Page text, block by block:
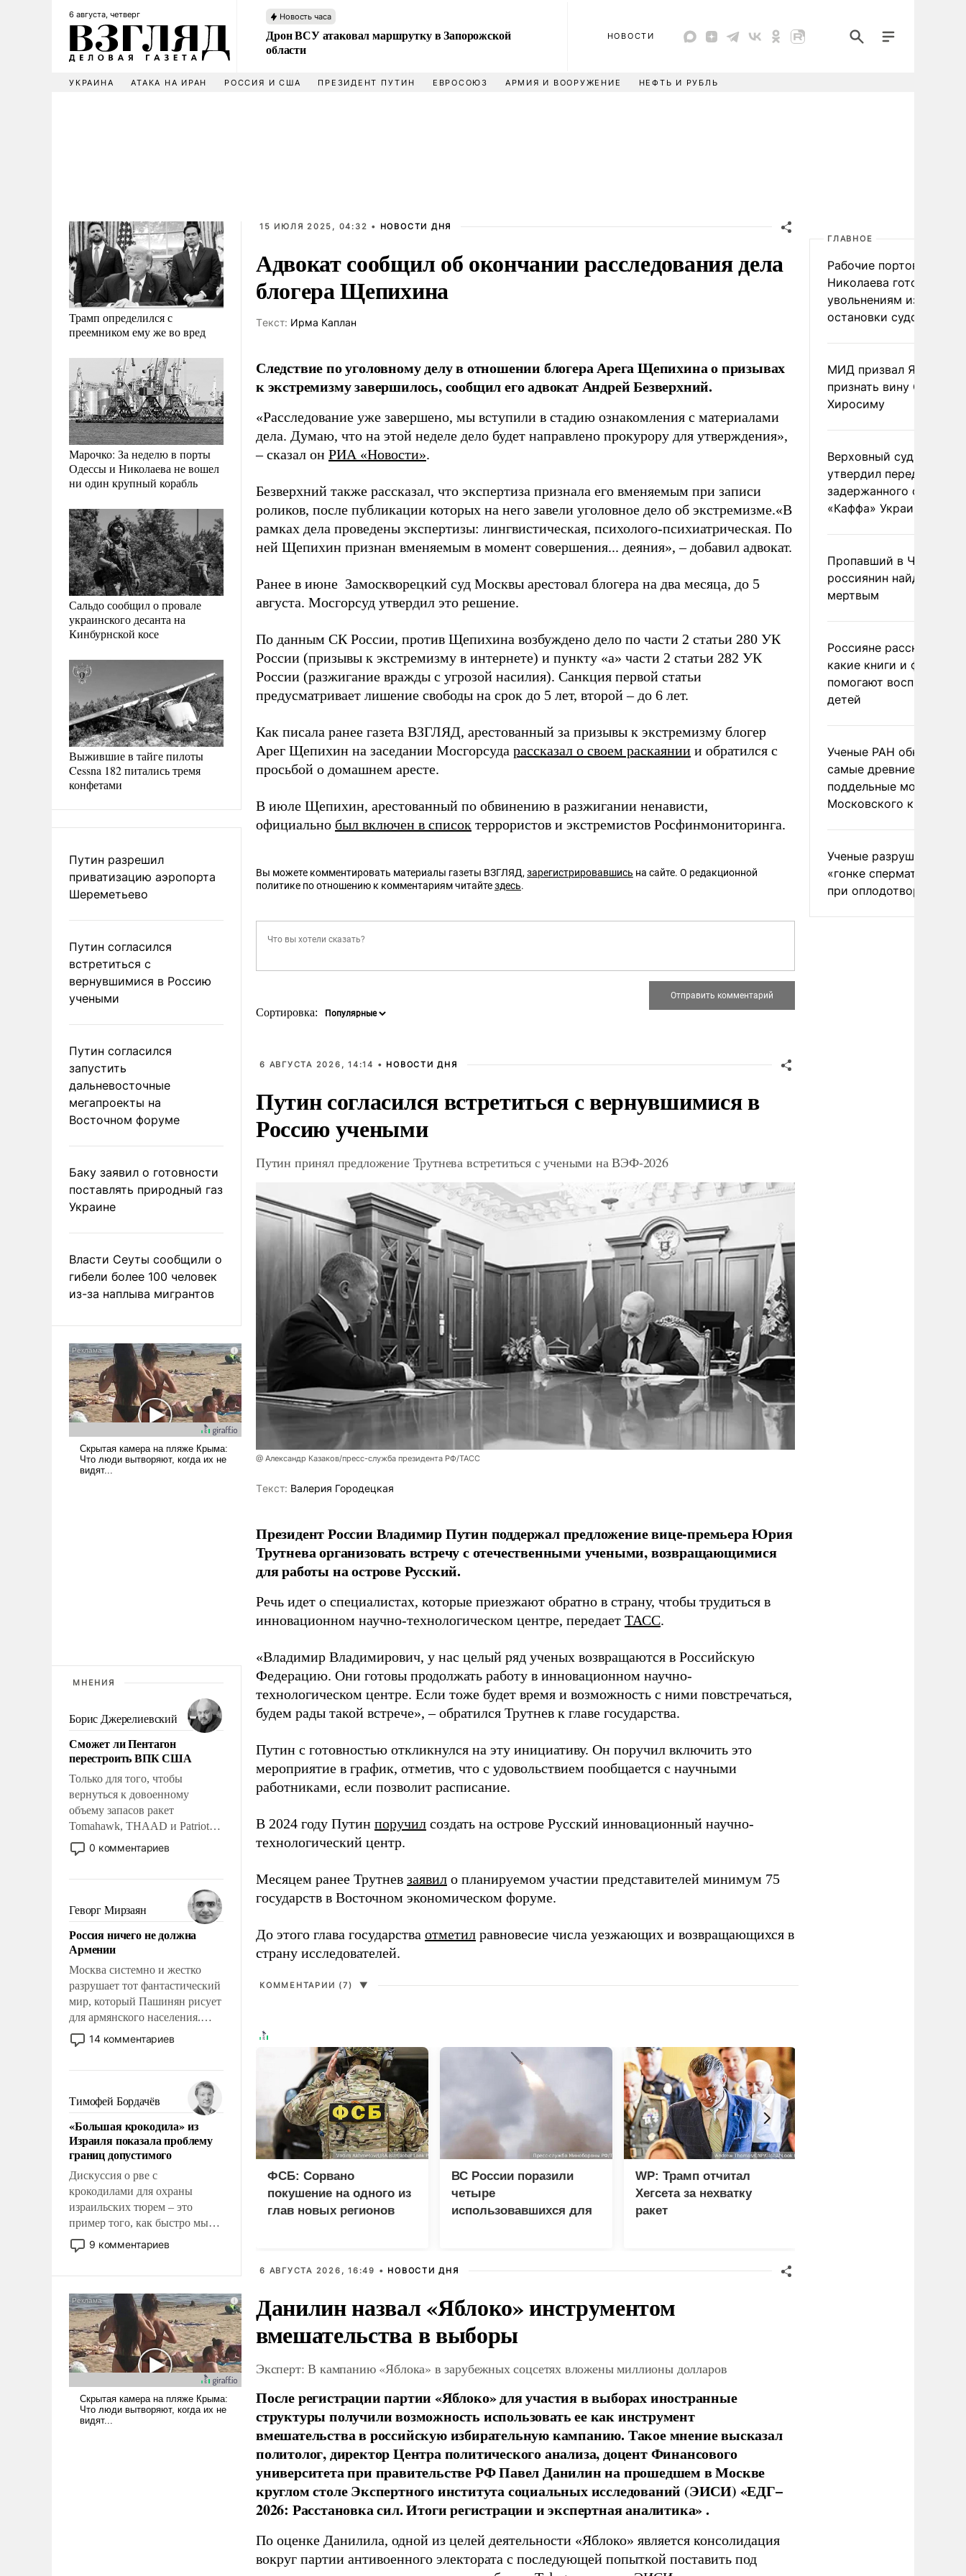
6 августа, четверг Новость часа
Дрон ВСУ атаковал маршрутку в Запорожской
области
НОВОСТИ
УКРАИНА АТАКА НА ИРАН РОССИЯ И США ПРЕЗИДЕНТ ПУТИН ЕВРОСОЮЗ АРМИЯ И ВООРУЖЕНИЕ НЕФТЬ И РУБЛЬ
Трамп определился с
преемником ему же во вред
Марочко: За неделю в порты
Одессы и Николаева не вошел
ни один крупный корабль
Сальдо сообщил о провале
украинского десанта на
Кинбурнской косе
Выжившие в тайге пилоты
Cessna 182 питались тремя
конфетами
Путин разрешил
приватизацию аэропорта
Шереметьево
Путин согласился
встретиться с
вернувшимися в Россию
учеными
Путин согласился
запустить
дальневосточные
мегапроекты на
Восточном форуме
Баку заявил о готовности
поставлять природный газ
Украине
Власти Сеуты сообщили о
гибели более 100 человек
из-за наплыва мигрантов
МНЕНИЯ
Борис Джерелиевский
Сможет ли Пентагон
перестроить ВПК США
Только для того, чтобы
вернуться к довоенному
объему запасов ракет
Tomahawk, THAAD и Patriot
США потребуется более трех
лет. Даже небольшая война с
Сложившаяся ситуация
означает многолетний период
уязвимости США, например,
перед Китаем.
0 комментариев
Геворг Мирзаян
Россия ничего не должна
Армении
Москва системно и жестко
разрушает тот фантастический
мир, который Пашинян рисует
для армянского населения.
Мир, где этому населению все
должны просто по
политические прожекты будут
беспрекословно оплачиваться
за счет российских
налогоплательщиков и где за
свои поступки не нужно
отвечать.
14 комментариев
Тимофей Бордачёв
«Большая крокодила» из
Израиля показала проблему
границ допустимого
Дискуссия о рве с
крокодилами для охраны
израильских тюрем – это
пример того, как быстро мы
двигаемся по пути
революционных изменений.
псевдонаучной фантастики,
стало всерьез обсуждаемой
идеей.
9 комментариев
15 ИЮЛЯ 2025, 04:32 • НОВОСТИ ДНЯ
Адвокат сообщил об окончании расследования дела
блогера Щепихина
Tекст: Ирма Каплан
Следствие по уголовному делу в отношении блогера Арега Щепихина о призывах
к экстремизму завершилось, сообщил его адвокат Андрей Безверхний.
«Расследование уже завершено, мы вступили в стадию ознакомления с материалами
дела. Думаю, что на этой неделе дело будет направлено прокурору для утверждения»,
– сказал он РИА «Новости».
Безверхний также рассказал, что экспертиза признала его вменяемым при записи
роликов, после публикации которых на него завели уголовное дело об экстремизме.«В
рамках дела проведены экспертизы: лингвистическая, психолого-психиатрическая. По
ней Щепихин признан вменяемым в момент совершения... деяния», – добавил адвокат.
Ранее в июне Замоскворецкий суд Москвы арестовал блогера на два месяца, до 5
августа. Мосгорсуд утвердил это решение.
По данным СК России, против Щепихина возбуждено дело по части 2 статьи 280 УК
России (призывы к экстремизму в интернете) и пункту «а» части 2 статьи 282 УК
России (разжигание вражды с угрозой насилия). Санкция первой статьи
предусматривает лишение свободы на срок до 5 лет, второй – до 6 лет.
Как писала ранее газета ВЗГЛЯД, арестованный за призывы к экстремизму блогер
Арег Щепихин на заседании Мосгорсуда рассказал о своем раскаянии и обратился с
просьбой о домашнем аресте.
В июле Щепихин, арестованный по обвинению в разжигании ненависти,
официально был включен в список террористов и экстремистов Росфинмониторинга.
Вы можете комментировать материалы газеты ВЗГЛЯД, зарегистрировавшись на сайте. О редакционной
политике по отношению к комментариям читайтездесь.
Сортировка:
6 АВГУСТА 2026, 14:14 • НОВОСТИ ДНЯ
Путин согласился встретиться с вернувшимися в
Россию учеными
Путин принял предложение Трутнева встретиться с учеными на ВЭФ-2026
@ Александр Казаков/пресс-служба президента РФ/ТАСС
Tекст: Валерия Городецкая
Президент России Владимир Путин поддержал предложение вице-премьера Юрия
Трутнева организовать встречу с отечественными учеными, возвращающимися
для работы на острове Русский.
Речь идет о специалистах, которые приезжают обратно в страну, чтобы трудиться в
инновационном научно-технологическом центре, передает ТАСС.
«Владимир Владимирович, у нас целый ряд ученых возвращаются в Российскую
Федерацию. Они готовы продолжать работу в инновационном научно-
технологическом центре. Если тоже будет время и возможность с ними повстречаться,
будем рады такой встрече», – обратился Трутнев к главе государства.
Путин с готовностью откликнулся на эту инициативу. Он поручил включить это
мероприятие в график, отметив, что с удовольствием пообщается с научными
работниками, если позволит расписание.
В 2024 году Путин поручил создать на острове Русский инновационный научно-
технологический центр.
Месяцем ранее Трутнев заявил о планируемом участии представителей минимум 75
государств в Восточном экономическом форуме.
До этого глава государства отметил равновесие числа уезжающих и возвращающихся в
страну исследователей.
КОММЕНТАРИИ (7) ▼
ФСБ: Сорвано
покушение на одного из
глав новых регионов
ВС России поразили
четыре
использовавшихся для
WP: Трамп отчитал
Хегсета за нехватку
ракет
6 АВГУСТА 2026, 16:49 • НОВОСТИ ДНЯ
Данилин назвал «Яблоко» инструментом
вмешательства в выборы
Эксперт: В кампанию «Яблока» в зарубежных соцсетях вложены миллионы долларов
После регистрации партии «Яблоко» для участия в выборах иностранные
структуры получили возможность использовать ее как инструмент
вмешательства в российскую избирательную кампанию. Такое мнение высказал
политолог, директор Центра политического анализа, доцент Финансового
университета при правительстве РФ Павел Данилин на прошедшем в Москве
круглом столе Экспертного института социальных исследований (ЭИСИ) «ЕДГ–
2026: Расстановка сил. Итоги регистрации и экспертная аналитика» .
По оценке Данилила, одной из целей деятельности «Яблоко» является консолидация
вокруг партии антивоенного электората с последующей попыткой поставить под
ГЛАВНОЕ
Рабочие портов
Николаева готовятся к
увольнениям из-за
остановки судоходства
МИД призвал Японию
признать вину США за
Хиросиму
Верховный суд Швеции
утвердил передачу
задержанного
«Каффа» Украине
Пропавший в
россиянин найден
мертвым
Россияне рассказали,
какие книги и фильмы
помогают воспитывать
детей
Ученые РАН
самые древние
поддельные монеты
Московского
Ученые разрушили миф
«гонке
при оплодотворении